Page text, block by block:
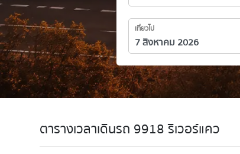
เที่ยวไป
ตารางเวลาเดินรถ 9918 ริเวอร์แคว